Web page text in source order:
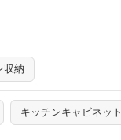
収納
キッチンキャビネット